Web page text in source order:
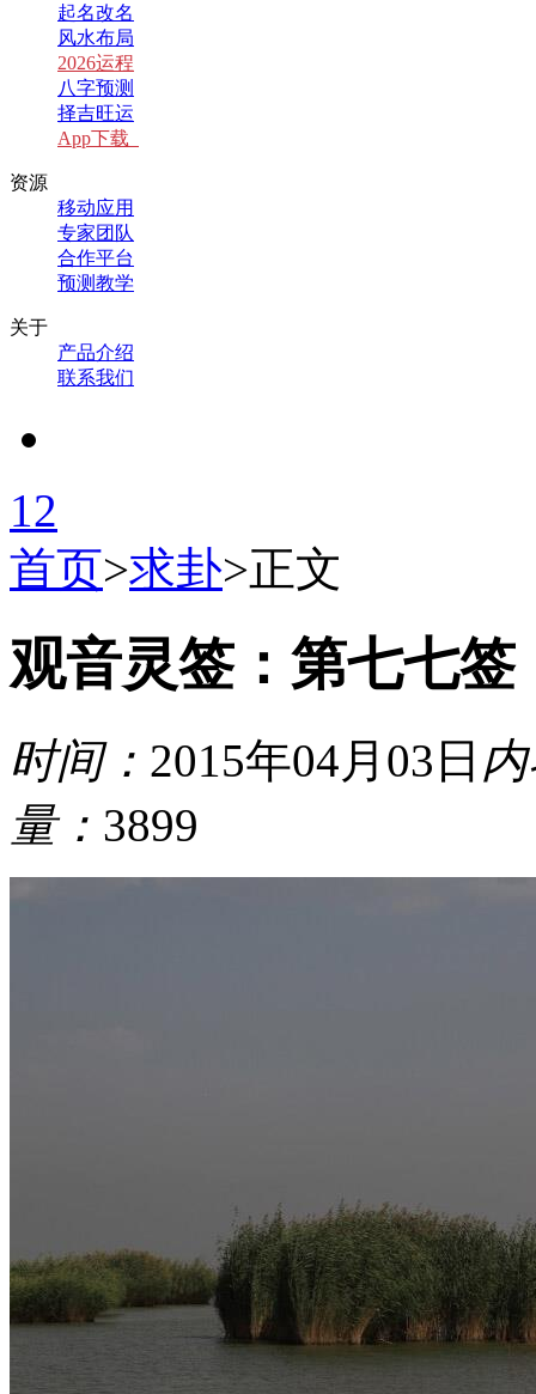
起名改名
风水布局
2026运程
八字预测
择吉旺运
App下载
资源
移动应用
专家团队
合作平台
预测教学
关于
产品介绍
联系我们
12
首页>求卦>正文
观音灵签：第七七签
时间： 2015年04月03日
量： 3899